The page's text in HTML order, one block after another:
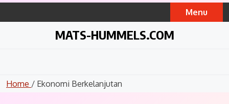
Skip
Menu
MATS-HUMMELS.COM
Home / Ekonomi Berkelanjutan